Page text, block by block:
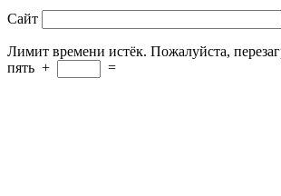
Сайт
Лимит времени истёк. Пожалуйста,
пять + =